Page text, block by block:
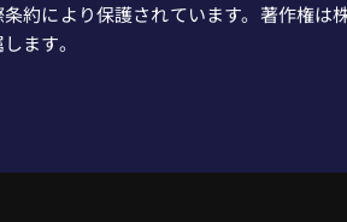
約により保護されています。著作権は
ます。